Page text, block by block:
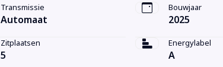
Transmissie
Automaat
Bouwjaar
2025
Zitplaatsen
5
Energylabel
A